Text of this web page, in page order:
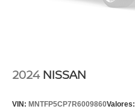
2024 NISSAN
VIN: MNTFP5CP7R6009860Valores: